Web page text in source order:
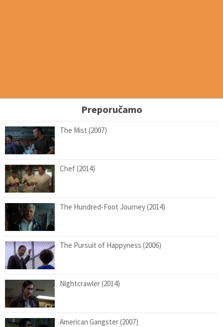
Preporučamo
The Mist (2007)
Chef (2014)
The Hundred-Foot Journey (2014)
The Pursuit of Happyness (2006)
Nightcrawler (2014)
American Gangster (2007)